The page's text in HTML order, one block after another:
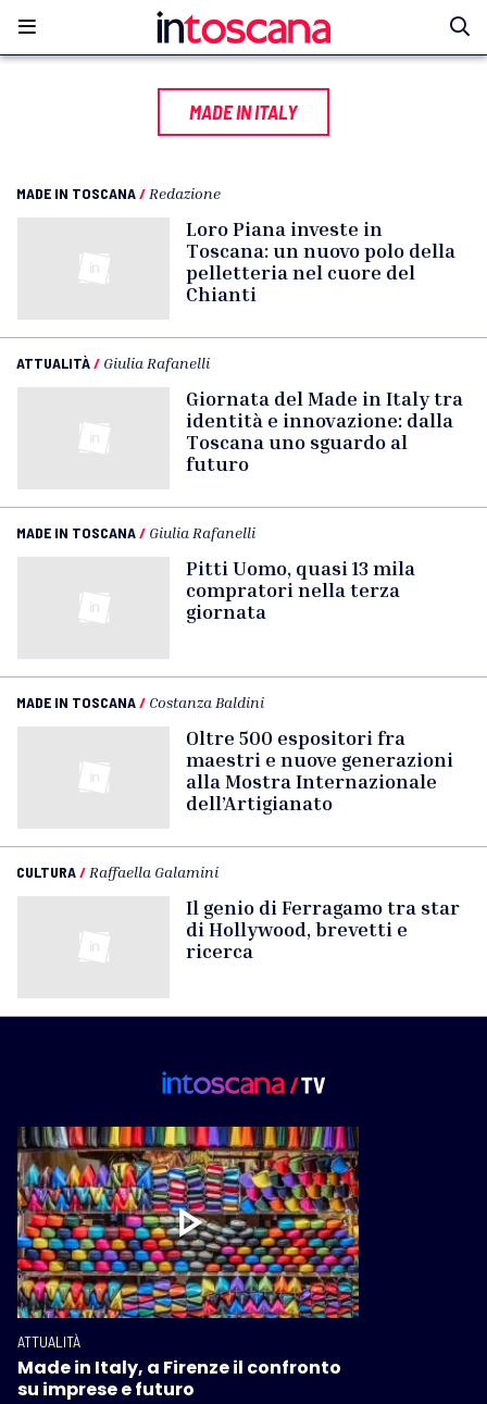
MADE IN ITALY
MADE IN TOSCANA/ Redazione
Loro Piana investe in
Toscana: un nuovo polo della
pelletteria nel cuore del
Chianti
ATTUALITÀ/ Giulia Rafanelli
Giornata del Made in Italy tra
identità e innovazione: dalla
Toscana uno sguardo al
futuro
MADE IN TOSCANA/ Giulia Rafanelli
Pitti Uomo, quasi 13 mila
compratori nella terza
giornata
MADE IN TOSCANA/ Costanza Baldini
Oltre 500 espositori fra
maestri e nuove generazioni
alla Mostra Internazionale
dell’Artigianato
CULTURA/ Raffaella Galamini
Il genio di Ferragamo tra star
di Hollywood, brevetti e
ricerca
ATTUALITÀ
Made in Italy, a Firenze il confronto
su imprese e futuro